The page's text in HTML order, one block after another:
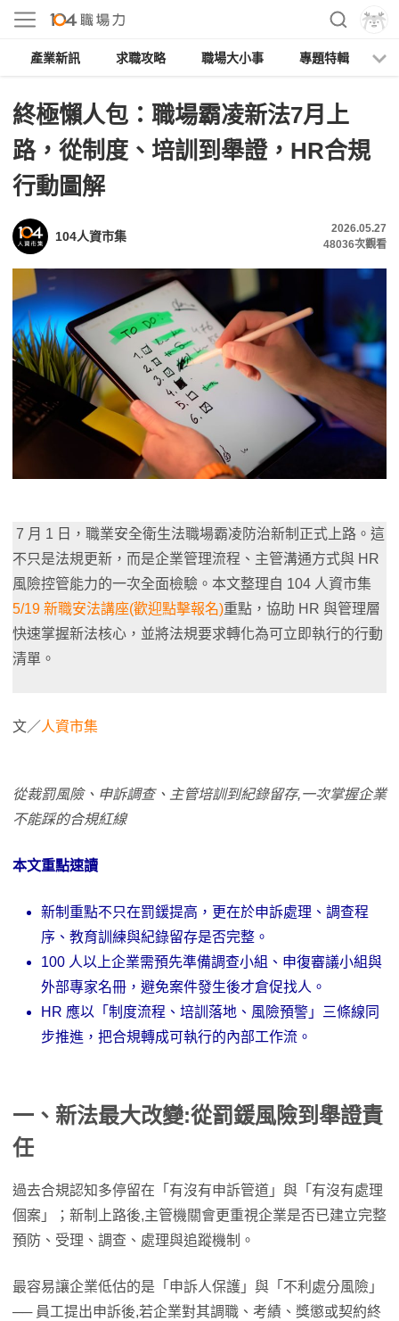
產業新訊 求職攻略 職場大小事 專題特輯
終極懶人包：職場霸凌新法7月上
路，從制度、培訓到舉證，HR合規
行動圖解
104人資市集
2026.05.27
48036次觀看
7 月 1 日，職業安全衛生法職場霸凌防治新制正式上路。這
不只是法規更新，而是企業管理流程、主管溝通方式與 HR
風險控管能力的一次全面檢驗。本文整理自 104 人資市集
5/19 新職安法講座(歡迎點擊報名)重點，協助 HR 與管理層
快速掌握新法核心，並將法規要求轉化為可立即執行的行動
清單。
文／人資市集
從裁罰風險、申訴調查、主管培訓到紀錄留存,一次掌握企業
不能踩的合規紅線
本文重點速讀
新制重點不只在罰鍰提高，更在於申訴處理、調查程
序、教育訓練與紀錄留存是否完整。
100 人以上企業需預先準備調查小組、申復審議小組與
外部專家名冊，避免案件發生後才倉促找人。
HR 應以「制度流程、培訓落地、風險預警」三條線同
步推進，把合規轉成可執行的內部工作流。
一、新法最大改變:從罰鍰風險到舉證責
任
過去合規認知多停留在「有沒有申訴管道」與「有沒有處理
個案」；新制上路後,主管機關會更重視企業是否已建立完整
預防、受理、調查、處理與追蹤機制。
最容易讓企業低估的是「申訴人保護」與「不利處分風險」
── 員工提出申訴後,若企業對其調職、考績、獎懲或契約終